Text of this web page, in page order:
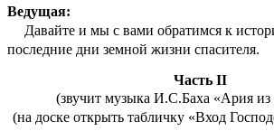
Ведущая:
Давайте и мы с вами обратимся к
последние дни земной жизни спасителя.
Часть II
(звучит музыка И.С.Баха «Ария
(на доске открыть табличку «Вход